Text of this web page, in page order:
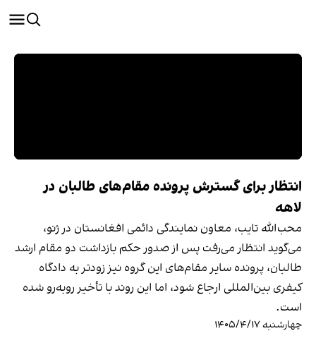
انتظار برای گسترش پرونده مقام‌های طالبان در
لاهه
محب‌الله تایب، معاون نمایندگی دائمی افغانستان در ژنو،
می‌گوید انتظار می‌رفت پس از صدور حکم بازداشت دو مقام ارشد
طالبان، پرونده سایر مقام‌های این گروه نیز زودتر به دادگاه
کیفری بین‌المللی ارجاع شود، اما این روند با تأخیر روبه‌رو شده
است.
چهارشنبه ۱۴۰۵/۴/۱۷